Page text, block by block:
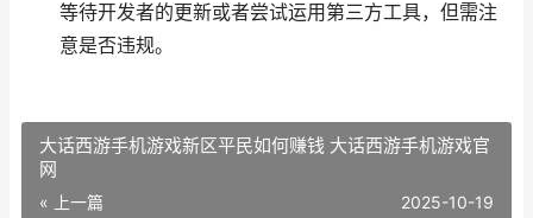
等待开发者的更新或者尝试运用第三方工具，但需注
意是否违规。
大话西游手机游戏新区平民如何赚钱 大话西游手机游戏官
网
« 上一篇 2025-10-19